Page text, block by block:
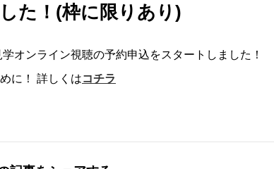
た！(枠に限りあり)
オンライン視聴の予約申込をスタートしました！
に！ 詳しくはコチラ